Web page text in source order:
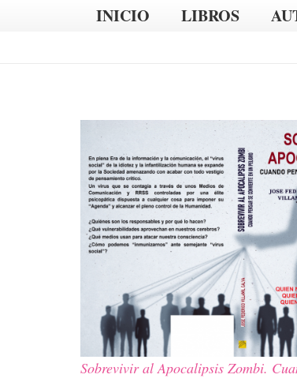
INICIO LIBROS
Sobrevivir al Apocalipsis Zombi.